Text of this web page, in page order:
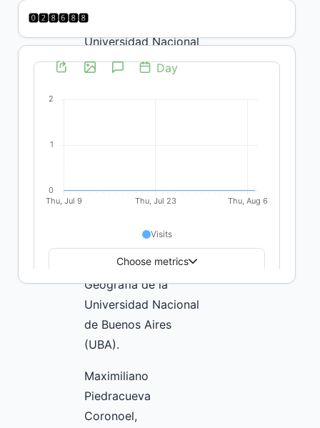
Laura Itchart,
Universidad Nacional
Arturo Jauretche
Nacional de La Plata
de Patagonia Austral
Lía Bachmann,
Departamento de
Geografía de la
Universidad Nacional
de Buenos Aires
(UBA).
Maximiliano
Piedracueva
Coronoel,